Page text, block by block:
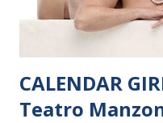
CALENDAR
Teatro